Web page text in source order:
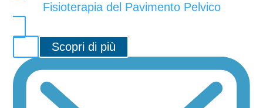
Fisioterapia del Pavimento Pelvico
Scopri di più